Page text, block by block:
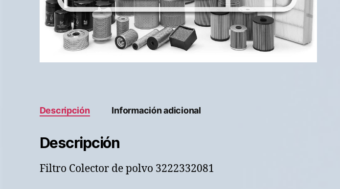
Descripción Información adicional
Descripción
Filtro Colector de polvo 3222332081